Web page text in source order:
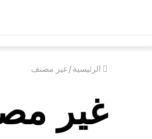
الرئيسية / غير مصنف
غير